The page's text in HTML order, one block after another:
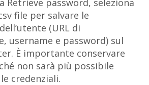
Retrieve password, seleziona
file per salvare le
(URL di
username e password) sul
È importante conservare
non sarà più possibile
credenziali.